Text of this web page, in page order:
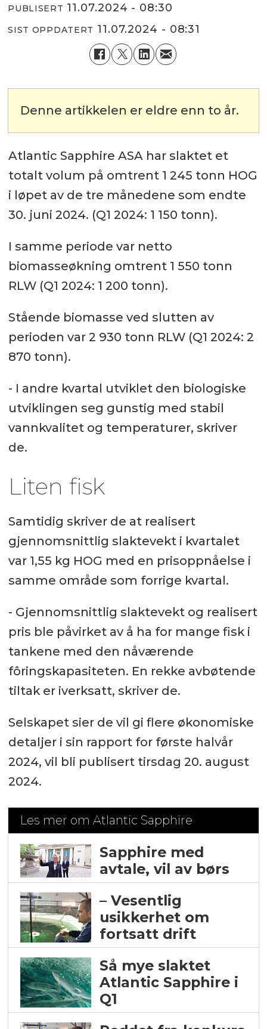
PUBLISERT 11.07.2024 - 08:30
SIST OPPDATERT 11.07.2024 - 08:31
Denne artikkelen er eldre enn to år.
Atlantic Sapphire ASA har slaktet et
totalt volum på omtrent 1 245 tonn HOG
i løpet av de tre månedene som endte
30. juni 2024. (Q1 2024: 1 150 tonn).
I samme periode var netto
biomasseøkning omtrent 1 550 tonn
RLW (Q1 2024: 1 200 tonn).
Stående biomasse ved slutten av
perioden var 2 930 tonn RLW (Q1 2024: 2
870 tonn).
- I andre kvartal utviklet den biologiske
utviklingen seg gunstig med stabil
vannkvalitet og temperaturer, skriver
de.
Liten fisk
Samtidig skriver de at realisert
gjennomsnittlig slaktevekt i kvartalet
var 1,55 kg HOG med en prisoppnåelse i
samme område som forrige kvartal.
- Gjennomsnittlig slaktevekt og realisert
pris ble påvirket av å ha for mange fisk i
tankene med den nåværende
fôringskapasiteten. En rekke avbøtende
tiltak er iverksatt, skriver de.
Selskapet sier de vil gi flere økonomiske
detaljer i sin rapport for første halvår
2024, vil bli publisert tirsdag 20. august
2024.
Les mer om Atlantic Sapphire
Sapphire med
avtale, vil av børs
– Vesentlig
usikkerhet om
fortsatt drift
Så mye slaktet
Atlantic Sapphire i
Q1